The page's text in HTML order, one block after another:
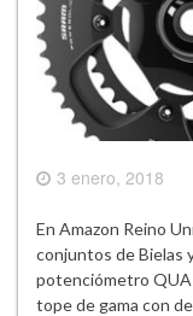
3 enero, 2018
En Amazon Reino
conjuntos de Bielas
potenciómetro
tope de gama con